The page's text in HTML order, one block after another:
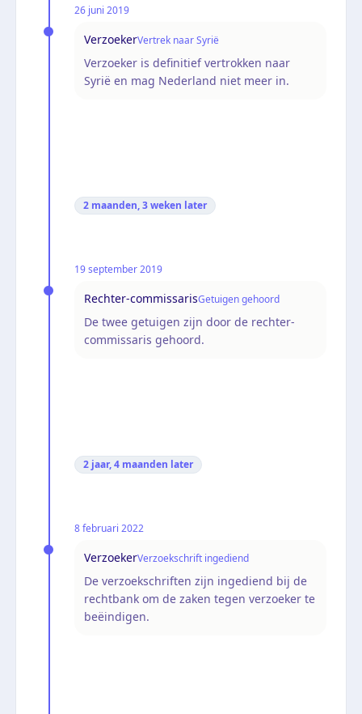
26 juni 2019
VerzoekerVertrek naar Syrië
Verzoeker is definitief vertrokken naar
Syrië en mag Nederland niet meer in.
2 maanden, 3 weken later
19 september 2019
Rechter-commissarisGetuigen gehoord
De twee getuigen zijn door de rechter-
commissaris gehoord.
2 jaar, 4 maanden later
8 februari 2022
VerzoekerVerzoekschrift ingediend
De verzoekschriften zijn ingediend bij de
rechtbank om de zaken tegen verzoeker te
beëindigen.